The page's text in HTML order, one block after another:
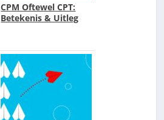
CPM Oftewel CPT:
Betekenis & Uitleg